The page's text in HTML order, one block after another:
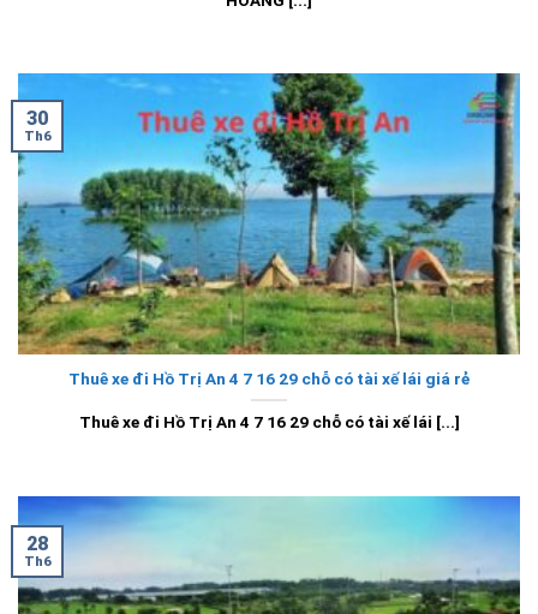
Thuê xe đi Hồ Trị An 4 7 16 29 chỗ có tài xế lái giá rẻ
Thuê xe đi Hồ Trị An 4 7 16 29 chỗ có tài xế lái [...]
30
Th6
28
Th6